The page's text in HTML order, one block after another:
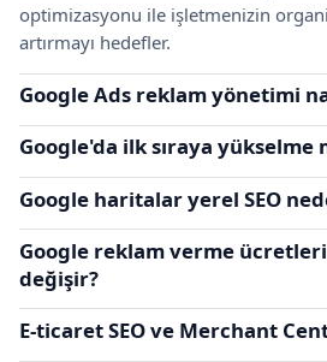
optimizasyonu ile işletmenizin
artırmayı hedefler.
Google Ads reklam yönetimi
Google'da ilk sıraya yükselme
Google haritalar yerel SEO
Google reklam verme
değişir?
E-ticaret SEO ve Merchant